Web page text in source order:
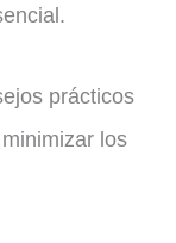
prácticos
los